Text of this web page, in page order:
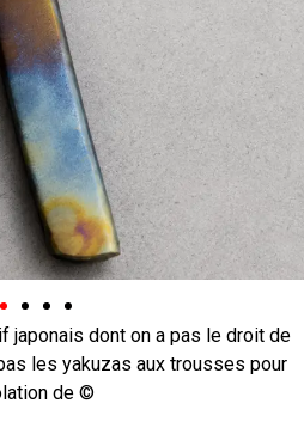
japonais dont on a pas le droit de
les yakuzas aux trousses pour
de ©